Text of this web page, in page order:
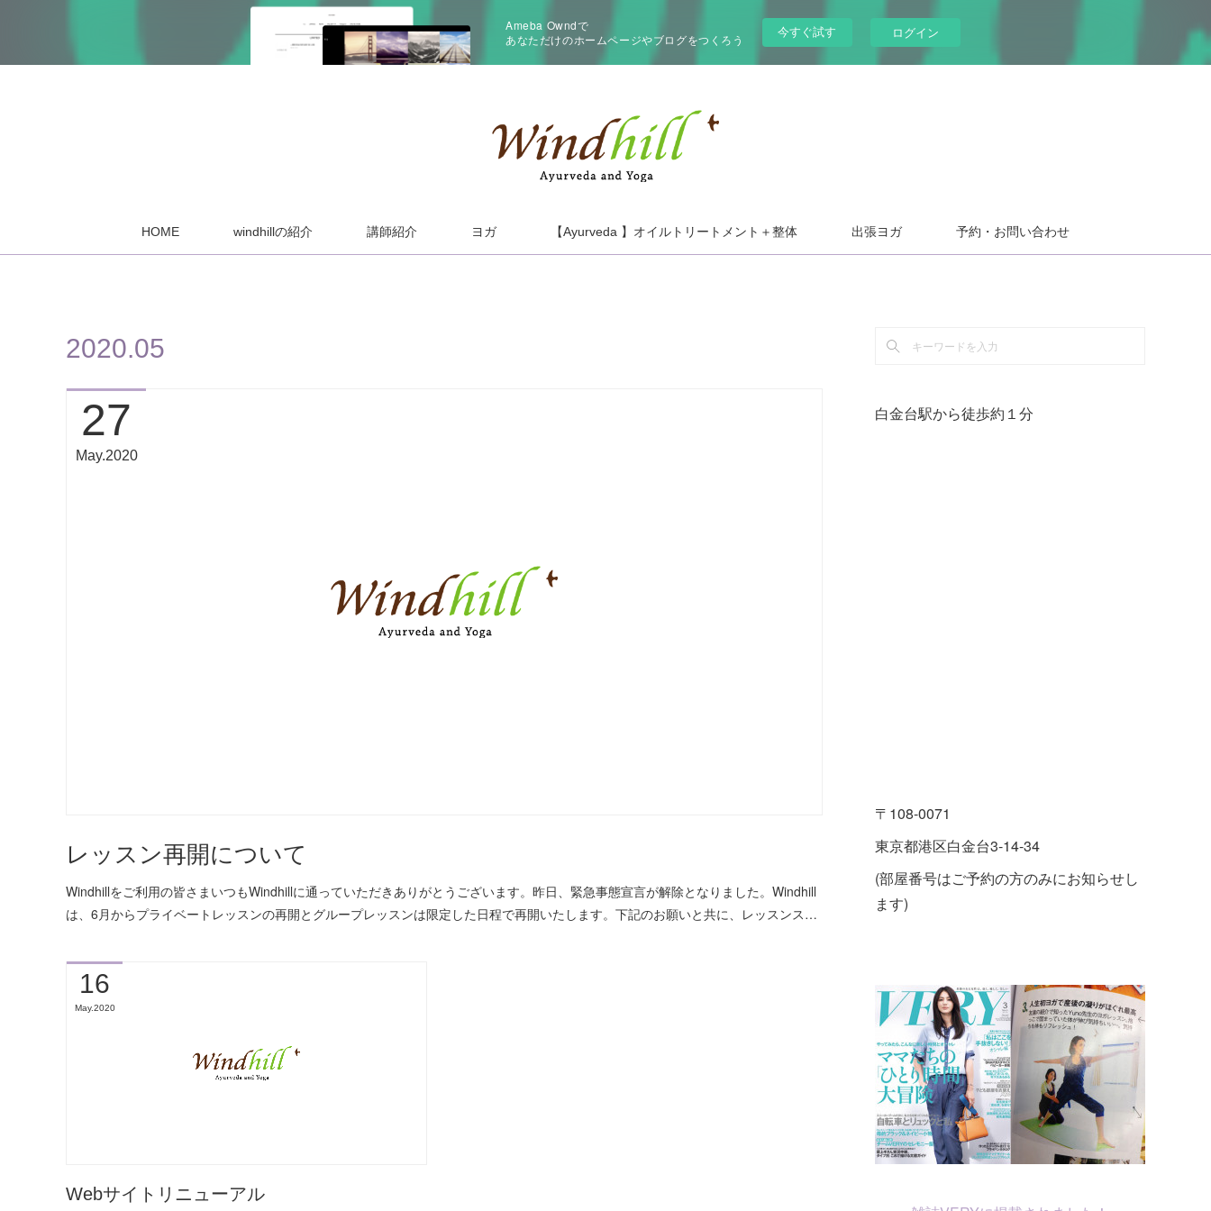
Ameba Owndで
あなただけのホームページやブログをつくろう
今すぐ試す ログイン
HOME windhillの紹介 講師紹介 ヨガ 【Ayurveda 】オイルトリートメント＋整体 出張ヨガ 予約・お問い合わせ
2020.05
レッスン再開について
Windhillをご利用の皆さまいつもWindhillに通っていただきありがとうございます。昨日、緊急事態宣言が解除となりました。Windhill
は、6月からプライベートレッスンの再開とグループレッスンは限定した日程で再開いたします。下記のお願いと共に、レッスンス…
27
May 2020
Webサイトリニューアル
16
May 2020
白金台駅から徒歩約１分
〒108-0071
東京都港区白金台3-14-34
(部屋番号はご予約の方のみにお知らせし
ます)